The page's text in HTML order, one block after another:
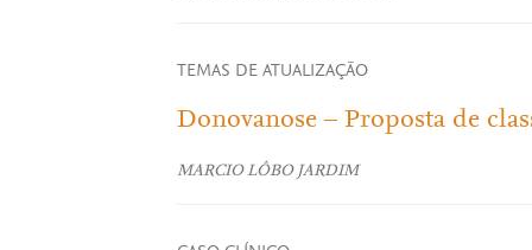
TEMAS DE ATUALIZAÇÃO
Donovanose – Proposta de
MARCIO LÔBO JARDIM